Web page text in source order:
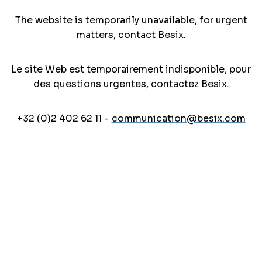
The website is temporarily unavailable, for urgent
matters, contact Besix.
Le site Web est temporairement indisponible, pour
des questions urgentes, contactez Besix.
+32 (0)2 402 62 11 - communication@besix.com